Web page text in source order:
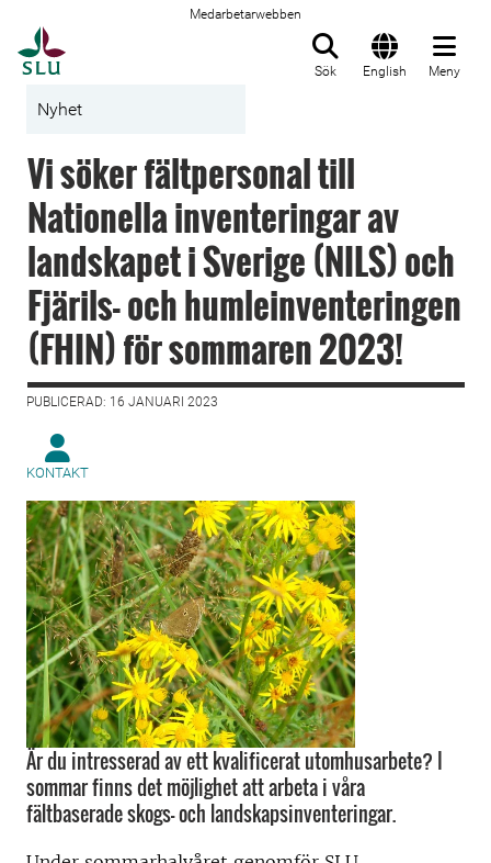
Medarbetarwebben
Sök English Meny
Nyhet
Vi söker fältpersonal till
Nationella inventeringar av
landskapet i Sverige (NILS) och
Fjärils- och humleinventeringen
(FHIN) för sommaren 2023!
PUBLICERAD: 16 JANUARI 2023
KONTAKT
Är du intresserad av ett kvalificerat utomhusarbete? I
sommar finns det möjlighet att arbeta i våra
fältbaserade skogs- och landskapsinventeringar.